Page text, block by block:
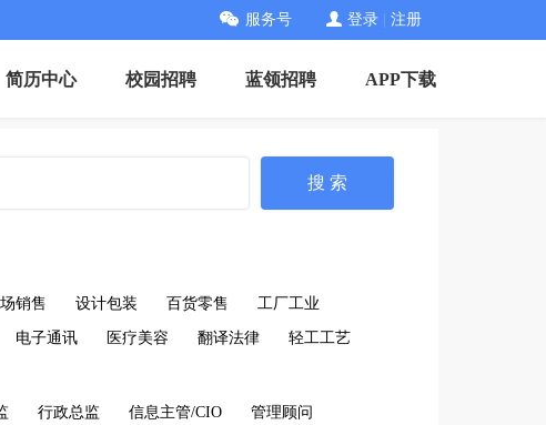
服务号 登录 注册
简历中心 校园招聘 蓝领招聘 APP下载
搜 索
销售 设计包装 百货零售 工厂工业
电子通讯 医疗美容 翻译法律 轻工工艺
行政总监 信息主管/CIO 管理顾问